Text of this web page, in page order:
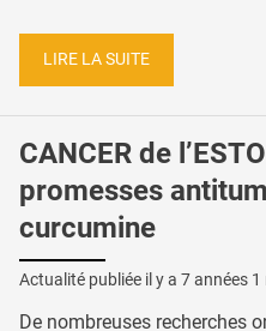
LIRE LA SUITE
CANCER de
promesses
curcumine
Actualité publiée il y a 7 années 1
De nombreuses recherches